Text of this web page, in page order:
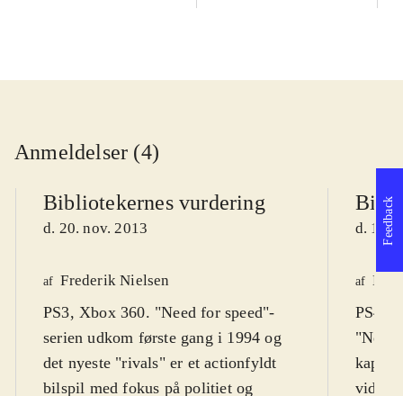
Anmeldelser (4)
Bibliotekernes vurdering
d. 20. nov. 2013
af Frederik Nielsen
PS3, Xbox 360. "Need for speed"-
serien udkom første gang i 1994 og
det nyeste "rivals" er et actionfyldt
bilspil med fokus på politiet og
d. 17.
af
PS4,
"Need
videre
Feedback